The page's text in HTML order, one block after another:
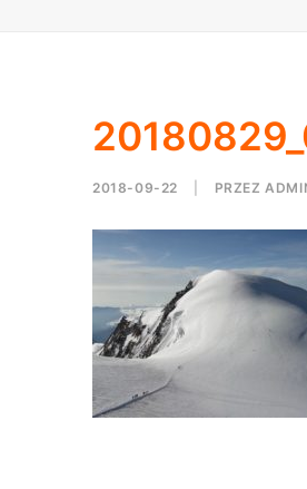
2018-09-22 PRZEZ